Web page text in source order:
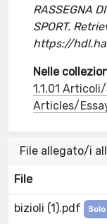
RASSEGNA
SPORT.
https://
Nelle
1.1.01
Articles/
File allegato/i
File
bizioli (1).pdf